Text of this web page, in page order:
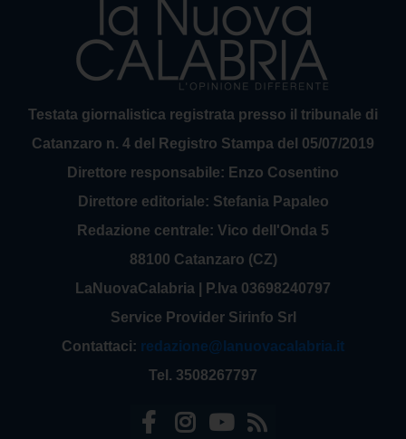
Testata giornalistica registrata presso il tribunale di
Catanzaro n. 4 del Registro Stampa del 05/07/2019
Direttore responsabile: Enzo Cosentino
Direttore editoriale: Stefania Papaleo
Redazione centrale: Vico dell'Onda 5
88100 Catanzaro (CZ)
LaNuovaCalabria | P.Iva 03698240797
Service Provider Sirinfo Srl
Contattaci: redazione@lanuovacalabria.it
Tel. 3508267797